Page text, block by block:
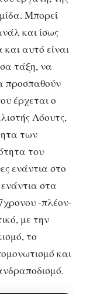
Μπορεί
και ίσως
αυτό είναι
τάξη, να
προσπαθούν
έρχεται ο
Λόουτς,
των
του
ενάντια στο
στα
-πλέον-
με την
το
και